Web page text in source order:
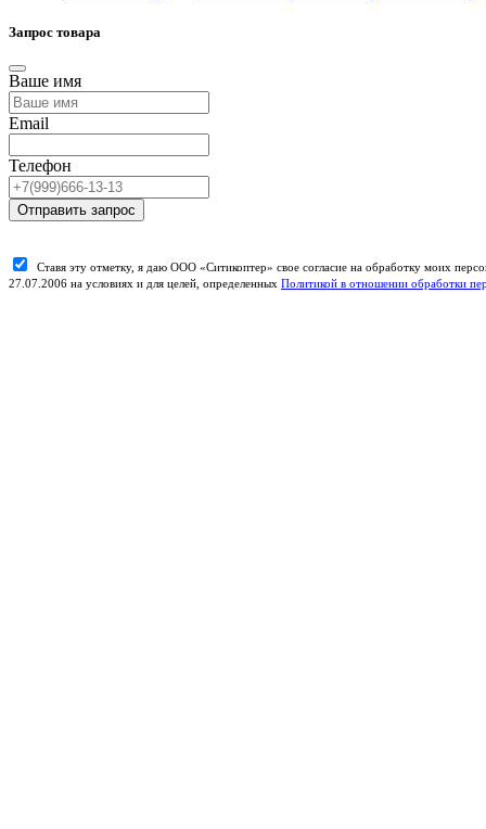
Запрос товара
Ваше имя
Email
Телефон
Отправить запрос
Ставя эту отметку, я даю ООО «Ситикоптер» свое согласие на обработку моих
27.07.2006 на условиях и для целей, определенных Политикой в отношении обработки